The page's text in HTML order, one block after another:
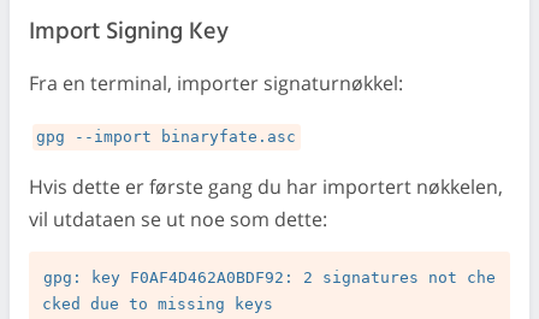
Import Signing Key
Fra en terminal, importer signaturnøkkel:
gpg --import binaryfate.asc
Hvis dette er første gang du har importert nøkkelen,
vil utdataen se ut noe som dette:
gpg: key F0AF4D462A0BDF92: 2 signatures not che
cked due to missing keys